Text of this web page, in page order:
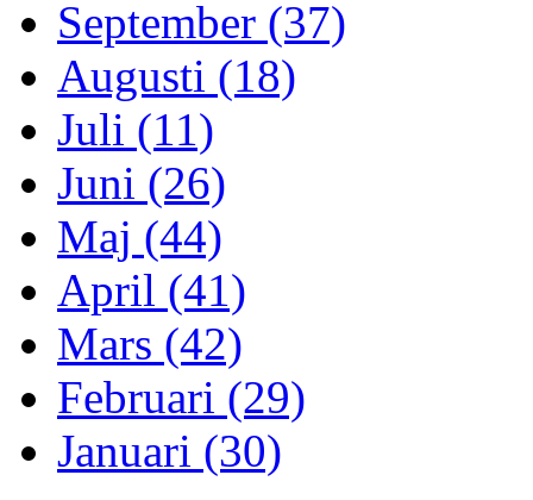
September (37)
Augusti (18)
Juli (11)
Juni (26)
Maj (44)
April (41)
Mars (42)
Februari (29)
Januari (30)